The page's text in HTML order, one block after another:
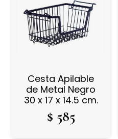
Cesta Apilable
de Metal Negro
30 x 17 x 14.5 cm.
$ 585